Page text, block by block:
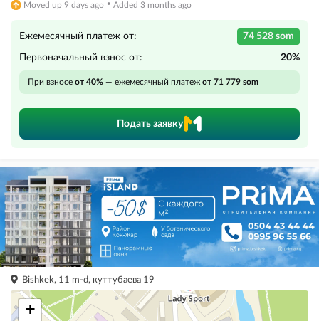
Moved up 9 days ago · Added 3 months ago
Ежемесячный платеж от: 74 528 som
Первоначальный взнос от: 20%
При взносе от 40% — ежемесячный платеж от 71 779 som
Подать заявку
Bishkek, 11 m-d, куттубаева 19
+